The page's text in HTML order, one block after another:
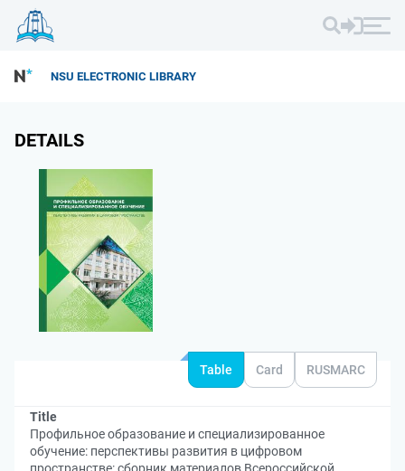
NSU ELECTRONIC LIBRARY
DETAILS
Table Card RUSMARC
Title
Профильное образование и специализированное
обучение: перспективы развития в цифровом